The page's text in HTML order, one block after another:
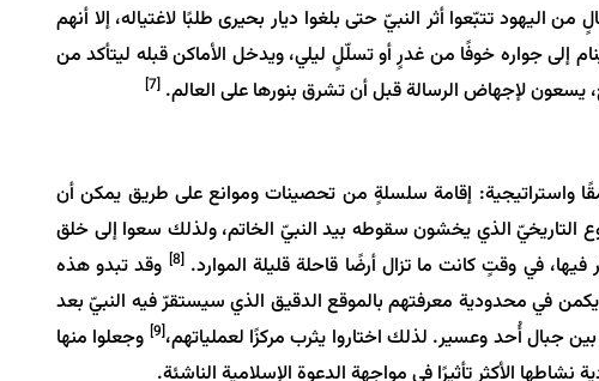
اليهود تتبّعوا أثر النبيّ حتى بلغوا ديار بحيرى طلبًا لاغتياله، إلا أنهم
جواره خوفًا من غدرٍ أو تسلّلٍ ليلي، ويدخل الأماكن قبله ليتأكد من
يسعون لإجهاض الرسالة قبل أن تشرق بنورها على العالم. [7]
واستراتيجية: إقامة سلسلةٍ من تحصينات وموانع على طريق يمكن أن
التاريخيّ الذي يخشون سقوطه بيد النبيّ الخاتم، ولذلك سعوا إلى خلق
في وقتٍ كانت ما تزال أرضًا قاحلة قليلة الموارد.[8]
وقد تبدو هذه
في محدودية معرفتهم بالموقع الدقيق الذي سيستقرّ فيه النبيّ بعد
جبال أُحد وعسير. لذلك اختاروا يثرب مركزًا لعملياتهم،[9]
وجعلوا منها
الأكثر تأثيرًا في مواجهة الدعوة الإسلامية الناشئة.